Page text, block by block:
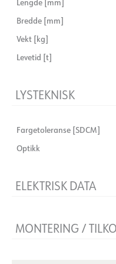
Bredde [mm]
Vekt [kg]
Levetid [t]
LYSTEKNISK
Fargetoleranse [SDCM]
Optikk
ELEKTRISK DATA
Isolasjonsklasse
MONTERING /